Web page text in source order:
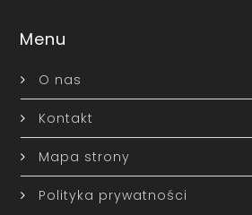
Menu
O nas
Kontakt
Mapa strony
Polityka prywatności